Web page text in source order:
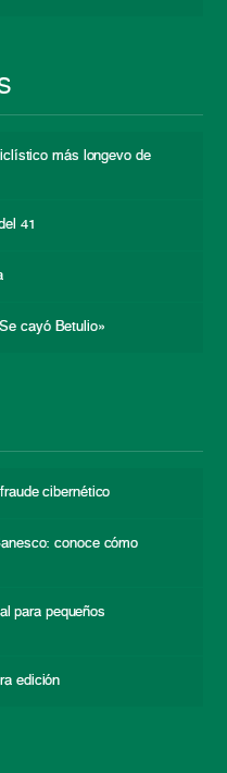
más longevo de
41
cayó Betulio»
cibernético
conoce cómo
para pequeños
edición